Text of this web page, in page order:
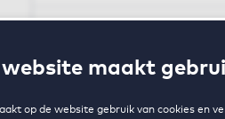
website maakt
op de website gebruik van cookies en
Voorwaarden en toewijzing